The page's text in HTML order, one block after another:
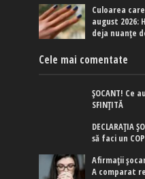
Culoarea
august 2026:
deja nuanțe
Cele mai comentate
ȘOCANT! Ce
SFINȚITĂ
DECLARAȚIA
să faci un
Afirmaţii
A comparat